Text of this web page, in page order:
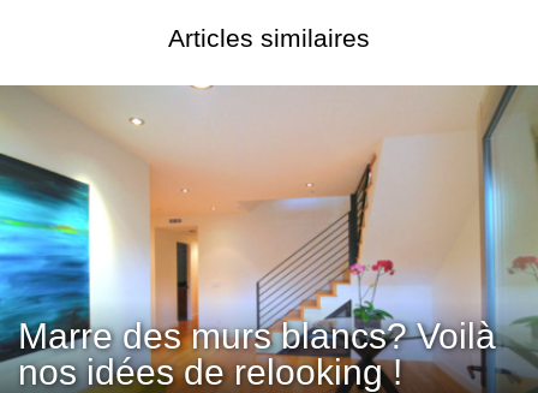
Articles similaires
Marre des murs blancs? Voilà
nos idées de relooking !